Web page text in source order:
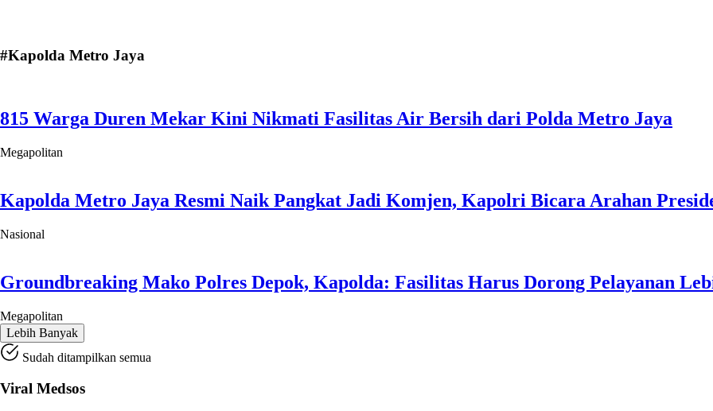
#Kapolda Metro Jaya
815 Warga Duren Mekar Kini Nikmati Fasilitas Air Bersih dari Polda Metro Jaya
Megapolitan
Kapolda Metro Jaya Resmi Naik Pangkat Jadi Komjen, Kapolri Bicara Arahan
Nasional
Groundbreaking Mako Polres Depok, Kapolda: Fasilitas Harus Dorong Pelayanan
Megapolitan
Lebih Banyak
Sudah ditampilkan semua
Viral Medsos